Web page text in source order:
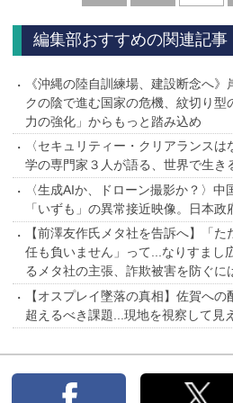
へ
編集部おすすめの関連記事
《沖縄の陸自訓練場、建設断念へ
クの陰で進む国家の危機、紋切り
力の強化」からもっと踏み込め
〈セキュリティー・クリアランス
学の専門家３人が語る、世界で生き
〈生成AIか、ドローン撮影か？〉
「いずも」の異常接近映像。日本政
【前澤友作氏メタ社を告訴へ】「
任も負いません」って...なりすまし
るメタ社の主張、詐欺被害を防ぐに
【オスプレイ墜落の真相】佐賀への
超えるべき課題...現地を視察して見